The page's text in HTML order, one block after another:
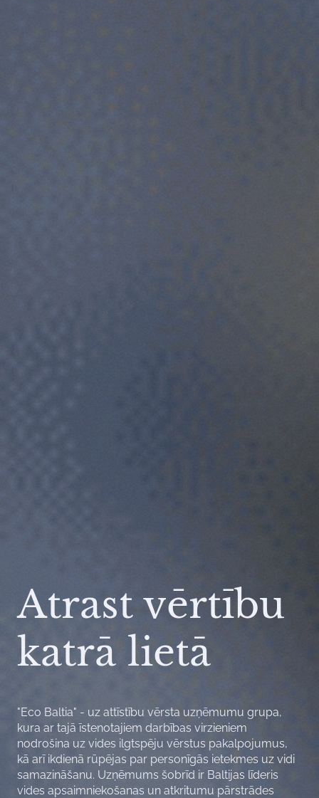
Atrast vērtību
katrā lietā
"Eco Baltia" - uz attīstību vērsta uzņēmumu grupa,
kura ar tajā īstenotajiem darbības virzieniem
nodrošina uz vides ilgtspēju vērstus pakalpojumus,
kā arī ikdienā rūpējas par personīgās ietekmes uz vidi
samazināšanu. Uzņēmums šobrīd ir Baltijas līderis
vides apsaimniekošanas un atkritumu pārstrādes